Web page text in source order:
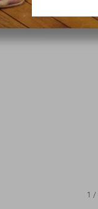
1 /